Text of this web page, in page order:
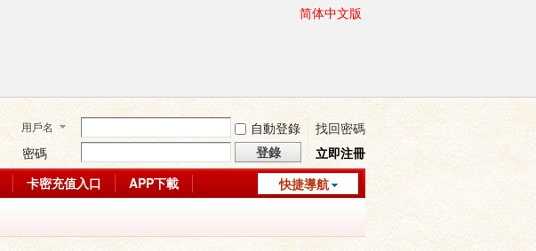
简体中文版
用戶名 自動登錄
找回密碼
密碼
登錄
立即注冊
快捷導航
卡密充值入口
APP下載